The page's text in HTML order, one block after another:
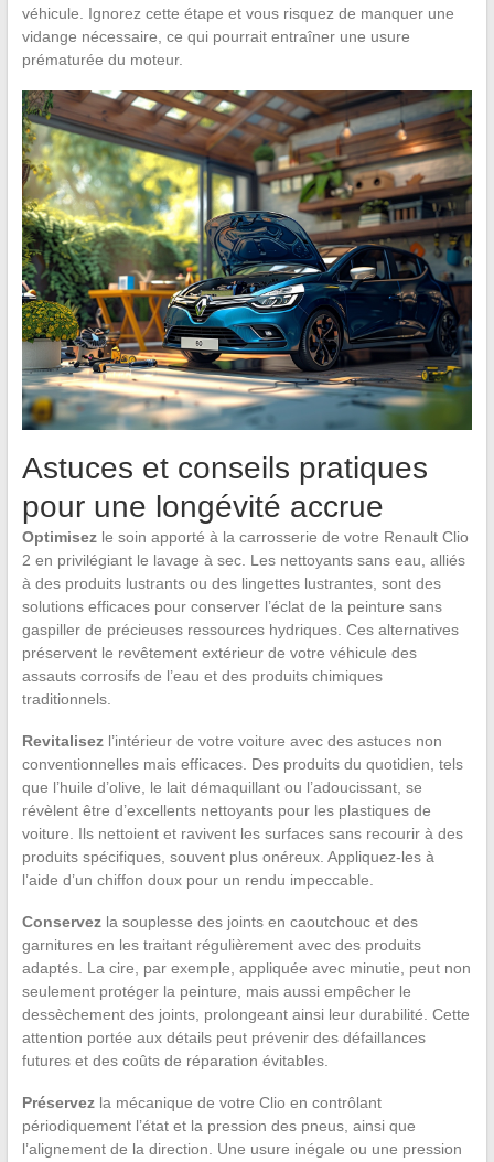
véhicule. Ignorez cette étape et vous risquez de manquer une
vidange nécessaire, ce qui pourrait entraîner une usure
prématurée du moteur.
Astuces et conseils pratiques
pour une longévité accrue
Optimisezle soin apporté à la carrosserie de votre Renault Clio
2 en privilégiant le lavage à sec. Les nettoyants sans eau, alliés
à des produits lustrants ou des lingettes lustrantes, sont des
solutions efficaces pour conserver l’éclat de la peinture sans
gaspiller de précieuses ressources hydriques. Ces alternatives
préservent le revêtement extérieur de votre véhicule des
assauts corrosifs de l’eau et des produits chimiques
traditionnels.
Revitalisezl’intérieur de votre voiture avec des astuces non
conventionnelles mais efficaces. Des produits du quotidien, tels
que l’huile d’olive, le lait démaquillant ou l’adoucissant, se
révèlent être d’excellents nettoyants pour les plastiques de
voiture. Ils nettoient et ravivent les surfaces sans recourir à des
produits spécifiques, souvent plus onéreux. Appliquez-les à
l’aide d’un chiffon doux pour un rendu impeccable.
Conservezla souplesse des joints en caoutchouc et des
garnitures en les traitant régulièrement avec des produits
adaptés. La cire, par exemple, appliquée avec minutie, peut non
seulement protéger la peinture, mais aussi empêcher le
dessèchement des joints, prolongeant ainsi leur durabilité. Cette
attention portée aux détails peut prévenir des défaillances
futures et des coûts de réparation évitables.
Préservezla mécanique de votre Clio en contrôlant
périodiquement l’état et la pression des pneus, ainsi que
l’alignement de la direction. Une usure inégale ou une pression